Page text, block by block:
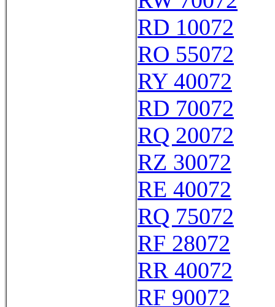
RD 10072
RO 55072
RY 40072
RD 70072
RQ 20072
RZ 30072
RE 40072
RQ 75072
RF 28072
RR 40072
RF 90072